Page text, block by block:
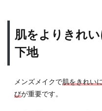
肌をよりきれ
下地
メンズメイクで肌をきれい
びが重要です。